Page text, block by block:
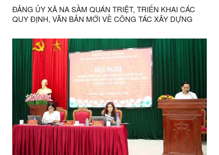
ĐẢNG ỦY XÃ NA SẦM QUÁN TRIỆT, TRIỂN KHAI CÁC
QUY ĐỊNH, VĂN BẢN MỚI VỀ CÔNG TÁC XÂY DỰNG